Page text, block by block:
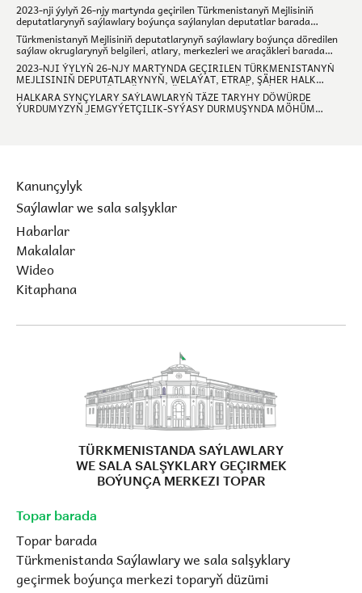
2023-nji ýylyň 26-njy martynda geçirilen Türkmenistanyň Mejlisiniň
deputatlarynyň saýlawlary boýunça saýlanylan deputatlar barada
maglumat
Türkmenistanyň Mejlisiniň deputatlarynyň saýlawlary boýunça döredilen
saýlaw okruglarynyň belgileri, atlary, merkezleri we araçäkleri barada
maglumat
2023-NJI ÝYLYŇ 26-NJY MARTYNDA GEÇIRILEN TÜRKMENISTANYŇ
MEJLISINIŇ DEPUTATLARYNYŇ, WELAÝAT, ETRAP, ŞÄHER HALK
MASLAHATLARYNYŇ, GEŇEŞLERIŇ AGZALARYNYŇ SAÝLAWLARY:
JEMLER, SANLAR.
HALKARA SYNÇYLARY SAÝLAWLARYŇ TÄZE TARYHY DÖWÜRDE
ÝURDUMYZYŇ JEMGYÝETÇILIK-SYÝASY DURMUŞYNDA MÖHÜM
DEMOKRATIK ÄDIM BOLANDYGYNY BELLEDILER
Kanunçylyk
Saýlawlar we sala salşyklar
Habarlar
Makalalar
Wideo
Kitaphana
TÜRKMENISTANDA SAÝLAWLARY
WE SALA SALŞYKLARY GEÇIRMEK
BOÝUNÇA MERKEZI TOPAR
Topar barada
Topar barada
Türkmenistanda Saýlawlary we sala salşyklary
geçirmek boýunça merkezi toparyň düzümi